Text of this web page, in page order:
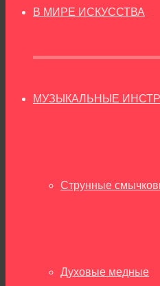
В МИРЕ ИСКУССТВА
МУЗЫКАЛЬНЫЕ
Струнные
Духовые медные